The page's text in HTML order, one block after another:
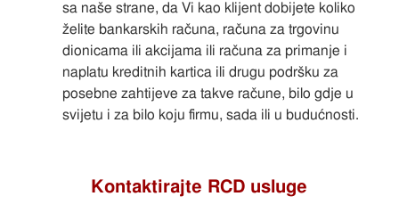
sa naše strane, da Vi kao klijent dobijete koliko
želite bankarskih računa, računa za trgovinu
dionicama ili akcijama ili računa za primanje i
naplatu kreditnih kartica ili drugu podršku za
posebne zahtijeve za takve račune, bilo gdje u
svijetu i za bilo koju firmu, sada ili u budućnosti.
Kontaktirajte RCD usluge